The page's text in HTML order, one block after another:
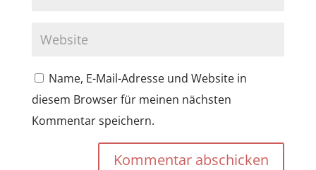
Name, E-Mail-Adresse und Website in
diesem Browser für meinen nächsten
Kommentar speichern.
Kommentar abschicken